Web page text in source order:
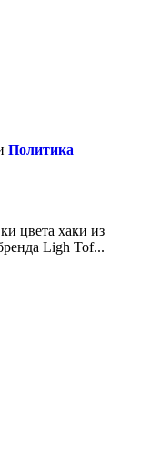
Политика
цвета хаки из
Ligh Tof...